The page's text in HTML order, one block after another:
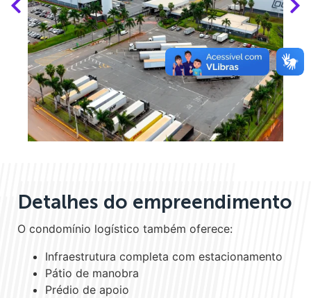
Detalhes do empreendimento
O condomínio logístico também oferece:
Infraestrutura completa com estacionamento
Pátio de manobra
Prédio de apoio